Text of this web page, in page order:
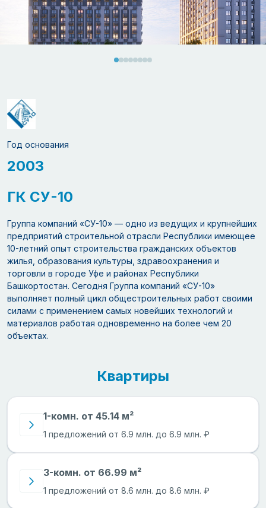
Год основания
2003
ГК СУ-10
Группа компаний «СУ-10» — одно из ведущих и крупнейших
предприятий строительной отрасли Республики имеющее
10-летний опыт строительства гражданских объектов
жилья, образования культуры, здравоохранения и
торговли в городе Уфе и районах Республики
Башкортостан. Сегодня Группа компаний «СУ-10»
выполняет полный цикл общестроительных работ своими
силами с применением самых новейших технологий и
материалов работая одновременно на более чем 20
объектах.
Квартиры
1-комн. от 45.14 м²
1 предложений от 6.9 млн. до 6.9 млн. ₽
3-комн. от 66.99 м²
1 предложений от 8.6 млн. до 8.6 млн. ₽